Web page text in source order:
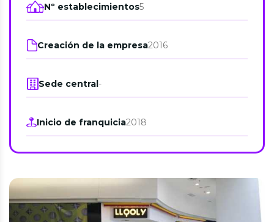
Nº establecimientos5
Creación de la empresa2016
Sede central-
Inicio de franquicia2018